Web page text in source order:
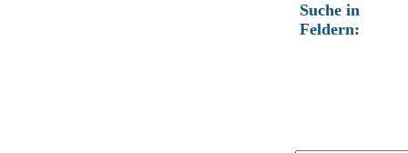
Suche in
Feldern: